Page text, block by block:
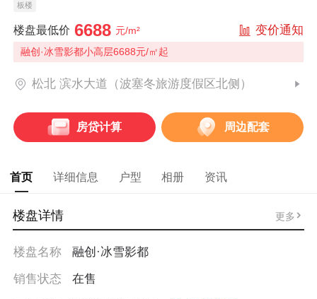
板楼
楼盘最低价 6688 元/m² 变价通知
融创·冰雪影都小高层6688元/㎡起
松北 滨水大道（波塞冬旅游度假区北侧）
房贷计算 周边配套
首页 详细信息 户型 相册 资讯
楼盘详情 更多
楼盘名称
融创·冰雪影都
销售状态
在售